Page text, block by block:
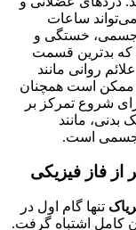
ساعات
جسمی، خستگی و
که بدترین قسمت
روانی مانند
ممکن است همچنان
شروع تمرکز بر
بدنی، مانند
جسمی است.
از فاز فیزیکی
تنها گام اول در
کامل اشتباه گرفت.